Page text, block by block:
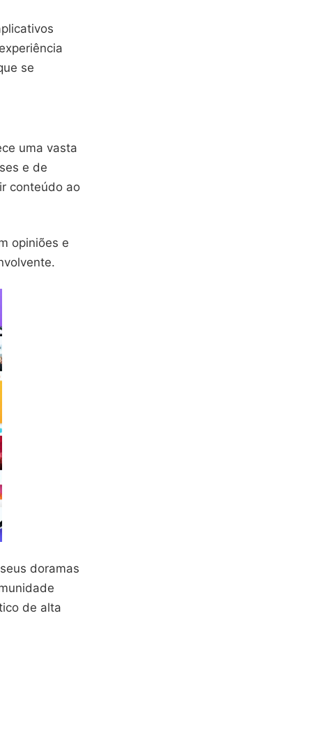
se
uma vasta
e de
conteúdo ao
opiniões e
doramas
de alta